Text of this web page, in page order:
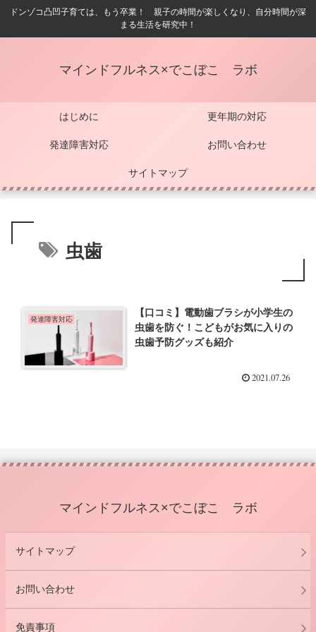
ドンゾコ凸凹子育ては、もう卒業！ 親子の時間が楽しくなり、自分時間が深
まる生活を研究中！
マインドフルネス×でこぼこ ラボ
はじめに 更年期の対応
発達障害対応 お問い合わせ
サイトマップ
虫歯
発達障害対応
【口コミ】電動歯ブラシが小学生の
虫歯を防ぐ！こどもがお気に入りの
虫歯予防グッズも紹介
2021.07.26
マインドフルネス×でこぼこ ラボ
サイトマップ
お問い合わせ
免責事項